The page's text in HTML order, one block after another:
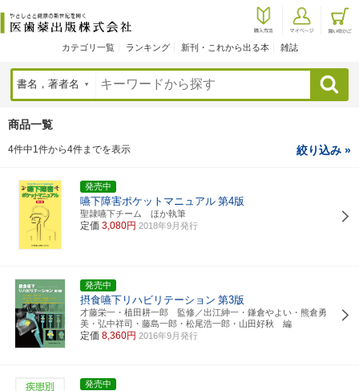
カテゴリ一覧 ランキング 新刊・これから出る本 雑誌
検索
商品一覧
4件中1件から4件までを表示 絞り込み »
発売中
嚥下障害ポケットマニュアル 第4版
聖隷嚥下チーム ほか執筆
定価 3,080円 2018年9月発行
発売中
摂食嚥下リハビリテーション 第3版
才藤栄一・植田耕一郎 監修／出江紳一・鎌倉やよい・熊倉勇
美・弘中祥司・藤島一郎・松尾浩一郎・山田好秋 編
定価 8,360円 2016年9月発行
発売中